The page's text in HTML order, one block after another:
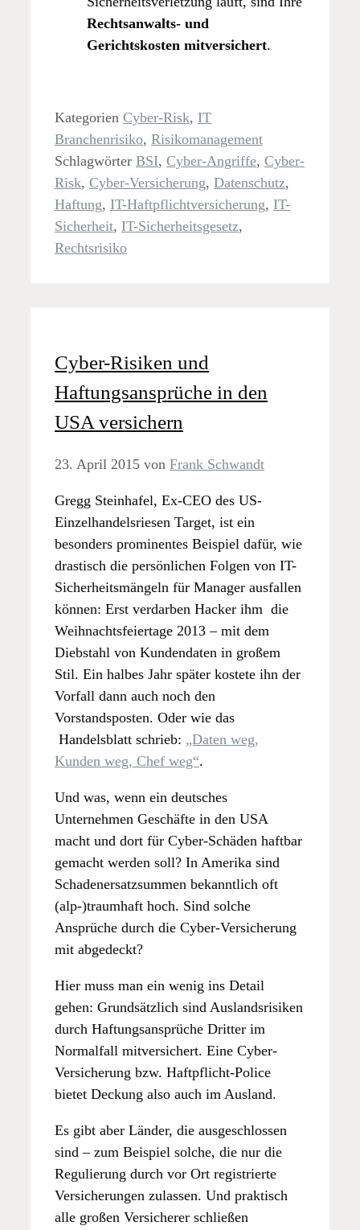
Rechtsanwalts- und
Gerichtskosten mitversichert.
Kategorien Cyber-Risk, IT
Branchenrisiko, Risikomanagement
Schlagwörter BSI, Cyber-Angriffe, Cyber-
Risk, Cyber-Versicherung, Datenschutz,
Haftung, IT-Haftpflichtversicherung, IT-
Sicherheit, IT-Sicherheitsgesetz,
Rechtsrisiko
Cyber-Risiken und
Haftungsansprüche in den
USA versichern
23. April 2015 von Frank Schwandt
Gregg Steinhafel, Ex-CEO des US-
Einzelhandelsriesen Target, ist ein
besonders prominentes Beispiel dafür, wie
drastisch die persönlichen Folgen von IT-
Sicherheitsmängeln für Manager ausfallen
können: Erst verdarben Hacker ihm die
Weihnachtsfeiertage 2013 – mit dem
Diebstahl von Kundendaten in großem
Stil. Ein halbes Jahr später kostete ihn der
Vorfall dann auch noch den
Vorstandsposten. Oder wie das
Handelsblatt schrieb: „Daten weg,
Kunden weg, Chef weg“.
Und was, wenn ein deutsches
Unternehmen Geschäfte in den USA
macht und dort für Cyber-Schäden haftbar
gemacht werden soll? In Amerika sind
Schadenersatzsummen bekanntlich oft
(alp-)traumhaft hoch. Sind solche
Ansprüche durch die Cyber-Versicherung
mit abgedeckt?
Hier muss man ein wenig ins Detail
gehen: Grundsätzlich sind Auslandsrisiken
durch Haftungsansprüche Dritter im
Normalfall mitversichert. Eine Cyber-
Versicherung bzw. Haftpflicht-Police
bietet Deckung also auch im Ausland.
Es gibt aber Länder, die ausgeschlossen
sind – zum Beispiel solche, die nur die
Regulierung durch vor Ort registrierte
Versicherungen zulassen. Und praktisch
alle großen Versicherer schließen